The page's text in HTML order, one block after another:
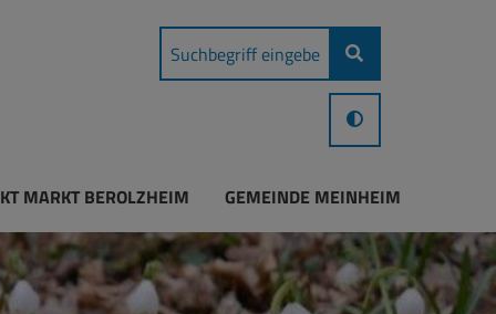
MARKT BEROLZHEIM GEMEINDE MEINHEIM